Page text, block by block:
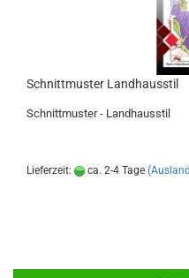
Schnittmuster Landhausstil
Schnittmuster - Landhausstil
Lieferzeit: ca. 2-4 Tage